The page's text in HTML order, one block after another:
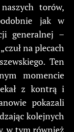
torów,
jak w
generalnej –
na plecach
Ten
momencie
z kontrą i
pokazali
kolejnych
w tym również